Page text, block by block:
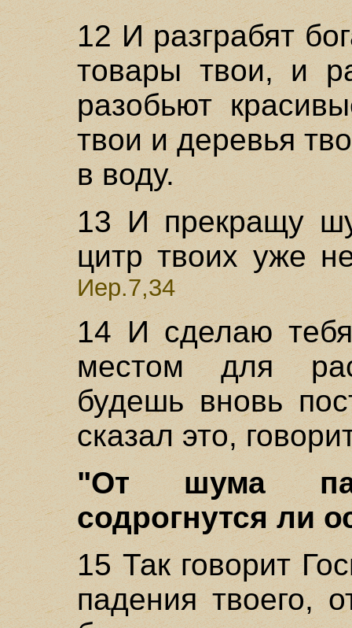
12 И разграбят
товары твои, и
разобьют
твои и деревья
в воду.
13 И прекращу
цитр твоих уже
Иер.7,34
14 И сделаю
местом для
будешь вновь
сказал это,
"От шума
содрогнутся ли
15 Так говорит
падения твоего,